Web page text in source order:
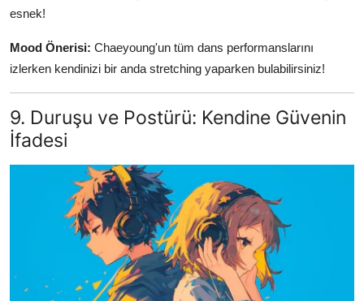
esnek!
Mood Önerisi: Chaeyoung'un tüm dans performanslarını
izlerken kendinizi bir anda stretching yaparken bulabilirsiniz!
9. Duruşu ve Postürü: Kendine Güvenin
İfadesi